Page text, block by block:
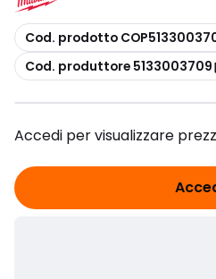
copia
Cod. prodotto
copia
Cod. produttore 5133003709
Accedi per visualizzare